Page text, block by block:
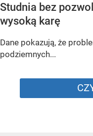
Studnia bez
wysoką karę
Dane pokazują, że
podziemnych...